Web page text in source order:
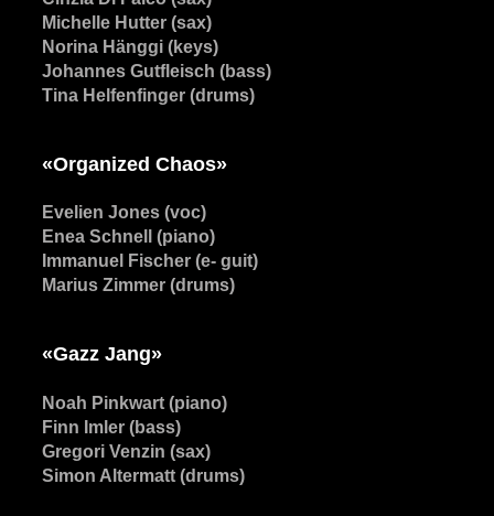
Michelle Hutter (sax)
Norina Hänggi (keys)
Johannes Gutfleisch (bass)
Tina Helfenfinger (drums)
«Organized Chaos»
Evelien Jones (voc)
Enea Schnell (piano)
Immanuel Fischer (e- guit)
Marius Zimmer (drums)
«Gazz Jang»
Noah Pinkwart (piano)
Finn Imler (bass)
Gregori Venzin (sax)
Simon Altermatt (drums)